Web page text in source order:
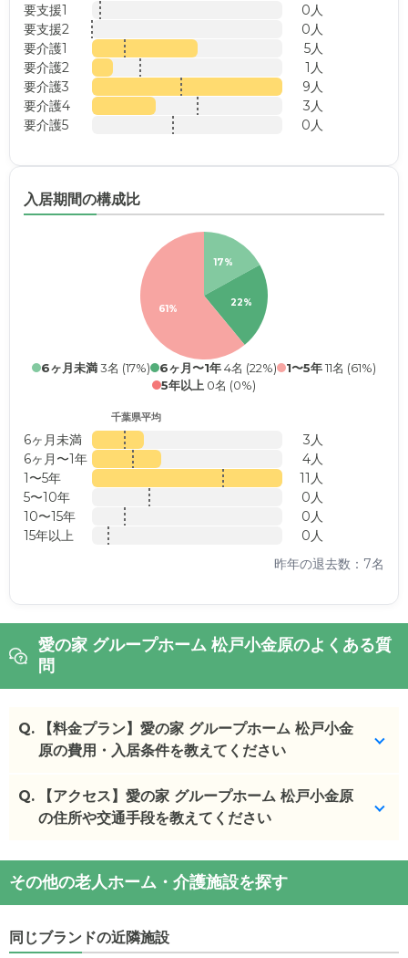
要支援1
0人
要支援2
0人
要介護1
5人
要介護2
1人
要介護3
9人
要介護4
3人
要介護5
0人
入居期間の構成比
17%
22%
61%
6ヶ月未満3名 (17%) 6ヶ月〜1年4名 (22%) 1〜5年11名 (61%)
5年以上 0名 (0%)
千葉県平均
6ヶ月未満
3人
6ヶ月〜1年
4人
1〜5年
11人
5〜10年
0人
10〜15年
0人
15年以上
0人
昨年の退去数：7名
愛の家 グループホーム 松戸小金原のよくある質
問
Q.
【料金プラン】愛の家 グループホーム 松戸小金
原の費用・入居条件を教えてください
愛の家 グループホーム 松戸小金原の入居金・月額
料金は次のとおりです。
・月額費用が15.7万円
・要介護度：要支援2、要介護1、要介護2、要介護
Q.
【アクセス】愛の家 グループホーム 松戸小金原
の住所や交通手段を教えてください
愛の家 グループホーム 松戸小金原の交通アクセス
・住所：千葉県松戸市小金原8-13-1
・最寄り駅：
愛の家 グループホーム 松戸小金原
その他の老人ホーム・介護施設を探す
同じブランドの近隣施設